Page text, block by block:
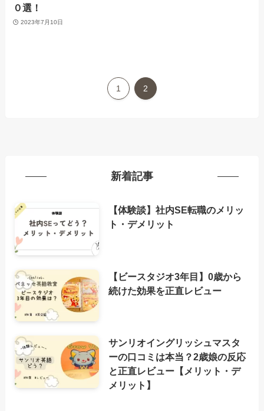
０選！
2023年7月10日
1 2
新着記事
【体験談】社内SE転職のメリッ
ト・デメリット
【ビースタジオ3年目】0歳から
続けた効果を正直レビュー
サンリオイングリッシュマスタ
ーの口コミは本当？2歳娘の反応
と正直レビュー【メリット・デ
メリット】